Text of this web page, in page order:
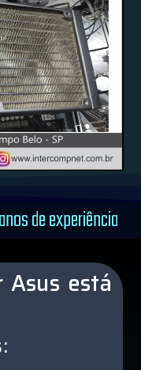
de experiência
está